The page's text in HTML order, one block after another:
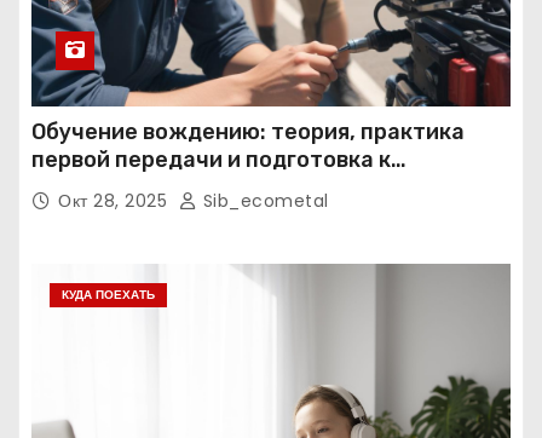
Обучение вождению: теория, практика
первой передачи и подготовка к
экзаменам
Окт 28, 2025 Sib_ecometal
КУДА ПОЕХАТЬ